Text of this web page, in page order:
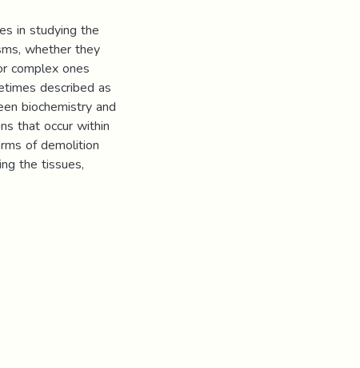
in studying the
whether they
complex ones
described as
biochemistry and
that occur within
of demolition
the tissues,